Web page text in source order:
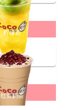
柠檬霸
红豆奶茶